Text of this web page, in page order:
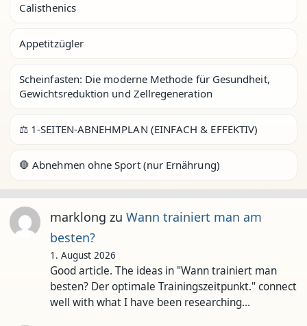
Calisthenics
Appetitzügler
Scheinfasten: Die moderne Methode für Gesundheit,
Gewichtsreduktion und Zellregeneration
⚖️ 1-SEITEN-ABNEHMPLAN (EINFACH & EFFEKTIV)
🛑 Abnehmen ohne Sport (nur Ernährung)
marklong zu Wann trainiert man am
besten?
1. August 2026
Good article. The ideas in "Wann trainiert man
besten? Der optimale Trainingszeitpunkt." connect
well with what I have been researching…